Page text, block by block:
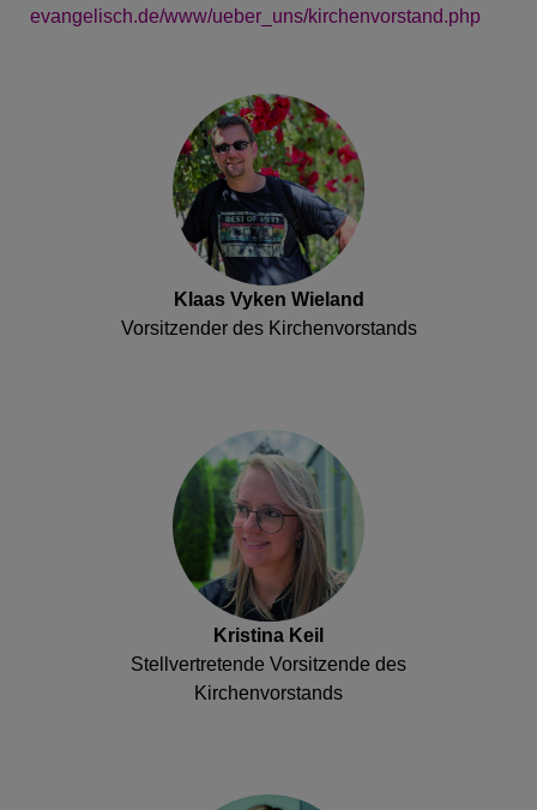
evangelisch.de/www/ueber_uns/kirchenvorstand.php
Klaas Vyken Wieland
Vorsitzender des Kirchenvorstands
Kristina Keil
Stellvertretende Vorsitzende des
Kirchenvorstands